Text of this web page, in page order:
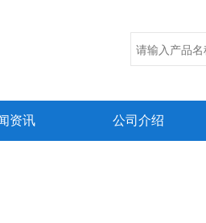
资讯 公司介绍